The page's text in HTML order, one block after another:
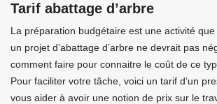
Tarif abattage d’arbre
La préparation budgétaire est une activité
un projet d’abattage d’arbre ne devrait pas
comment faire pour connaitre le coût de ce
Pour faciliter votre tâche, voici un tarif d’un
vous aider à avoir une notion de prix sur le